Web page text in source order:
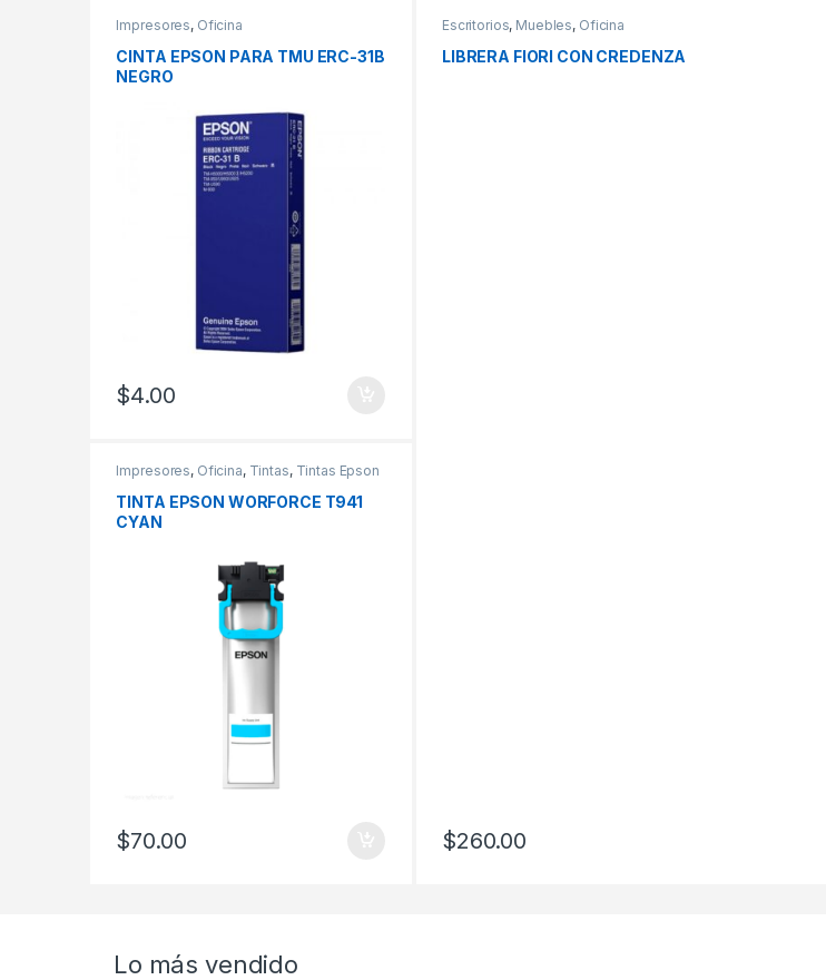
Impresores, Oficina
CINTA EPSON PARA TMU ERC-31B
NEGRO
$4.00
Impresores, Oficina, Tintas, Tintas Epson
TINTA EPSON WORFORCE T941
CYAN
$70.00
Escritorios, Muebles, Oficina
LIBRERA FIORI CON CREDENZA
$260.00
Lo más vendido